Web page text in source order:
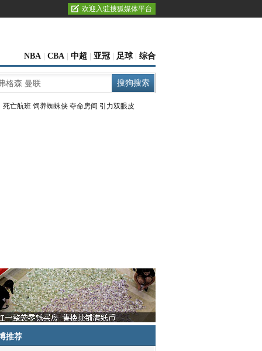
欢迎入驻搜狐媒体平台
NBA CBA 中超 亚冠 足球 综合
死亡航班 饲养蜘蛛侠 夺命房间 引力双眼皮
推荐